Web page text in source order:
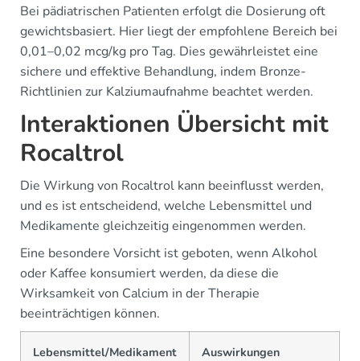
Bei pädiatrischen Patienten erfolgt die Dosierung oft
gewichtsbasiert. Hier liegt der empfohlene Bereich bei
0,01–0,02 mcg/kg pro Tag. Dies gewährleistet eine
sichere und effektive Behandlung, indem Bronze-
Richtlinien zur Kalziumaufnahme beachtet werden.
Interaktionen Übersicht mit
Rocaltrol
Die Wirkung von Rocaltrol kann beeinflusst werden,
und es ist entscheidend, welche Lebensmittel und
Medikamente gleichzeitig eingenommen werden.
Eine besondere Vorsicht ist geboten, wenn Alkohol
oder Kaffee konsumiert werden, da diese die
Wirksamkeit von Calcium in der Therapie
beeinträchtigen können.
Lebensmittel/Medikament Auswirkungen